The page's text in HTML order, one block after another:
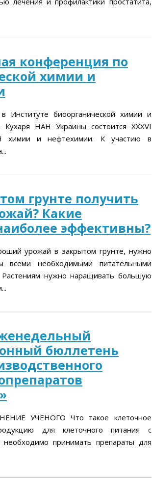
конференция по
химии и
Институте биоорганической химии и
НАН Украины состоится ХХXVI
химии и нефтехимии. К участию в
грунте получить
Какие
эффективны?
урожай в закрытом грунте, нужно
всеми необходимыми питательными
нужно наращивать большую
бюллетень
УЧЕНОГО Что такое клеточное
для клеточного питания с
необходимо принимать препараты для